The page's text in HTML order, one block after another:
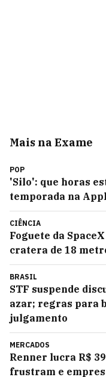
Mais na Exame
POP
'Silo': que horas
temporada na
CIÊNCIA
Foguete da
cratera de 18
BRASIL
STF suspende
azar; regras para
julgamento
MERCADOS
Renner lucra R$
frustram e